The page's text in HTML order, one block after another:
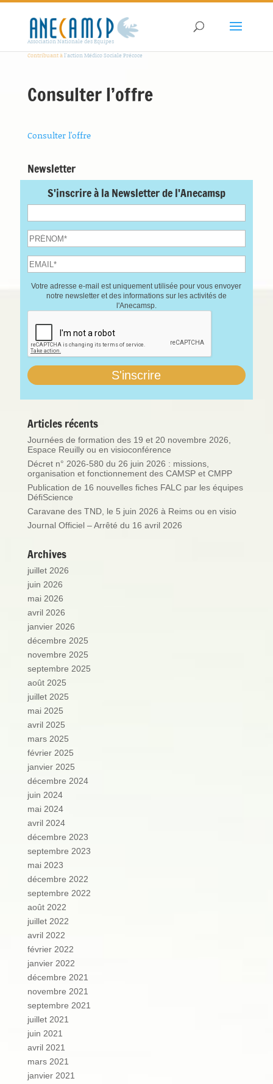
Association Nationale des Equipes
Contribuant àl'action Médico Sociale Précoce
Consulter l’offre
Consulter l'offre
Newsletter
S'inscrire à la Newsletter de l'Anecamsp
Votre adresse e-mail est uniquement utilisée pour vous envoyer
notre newsletter et des informations sur les activités de
l'Anecamsp.
Articles récents
Journées de formation des 19 et 20 novembre 2026,
Espace Reuilly ou en visioconférence
Décret n° 2026-580 du 26 juin 2026 : missions,
organisation et fonctionnement des CAMSP et CMPP
Publication de 16 nouvelles fiches FALC par les équipes
DéfiScience
Caravane des TND, le 5 juin 2026 à Reims ou en visio
Journal Officiel – Arrêté du 16 avril 2026
Archives
juillet 2026
juin 2026
mai 2026
avril 2026
janvier 2026
décembre 2025
novembre 2025
septembre 2025
août 2025
juillet 2025
mai 2025
avril 2025
mars 2025
février 2025
janvier 2025
décembre 2024
juin 2024
mai 2024
avril 2024
décembre 2023
septembre 2023
mai 2023
décembre 2022
septembre 2022
août 2022
juillet 2022
avril 2022
février 2022
janvier 2022
décembre 2021
novembre 2021
septembre 2021
juillet 2021
juin 2021
avril 2021
mars 2021
janvier 2021